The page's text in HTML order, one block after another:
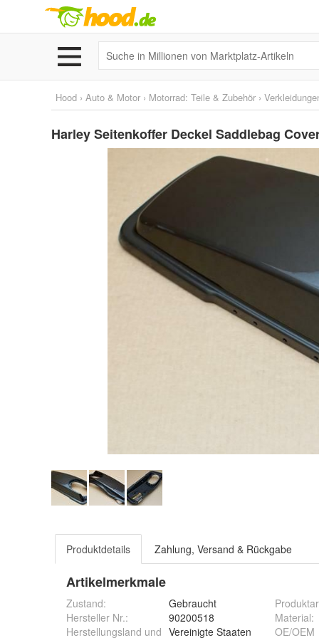
Hood › Auto & Motor › Motorrad: Teile & Zubehör ›
Harley Seitenkoffer Deckel Saddlebag
Produktdetails Zahlung, Versand & Rückgabe
Artikelmerkmale
Zustand:
Gebraucht
Hersteller Nr.:
90200518
Herstellungsland und Vereinigte Staaten
Material:
OE/OEM